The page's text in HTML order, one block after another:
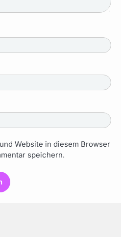
Website in diesem Browser
speichern.